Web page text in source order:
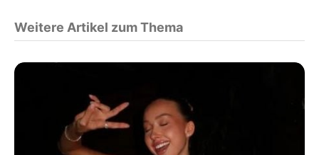
Weitere Artikel zum Thema